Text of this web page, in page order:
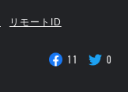
リモートID
11 0